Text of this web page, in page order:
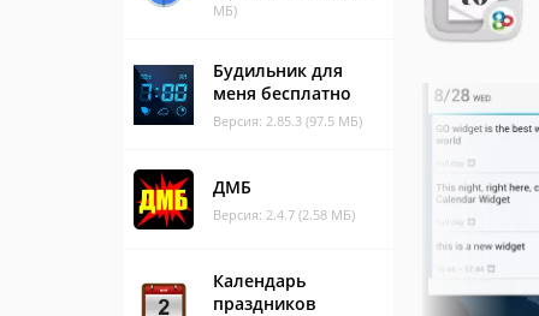
МБ)
Будильник для
меня бесплатно
Версия: 2.85.3 (97.5 МБ)
ДМБ
Версия: 2.4.7 (2.58 МБ)
Календарь
праздников